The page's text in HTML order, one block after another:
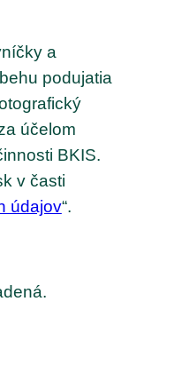
a
podujatia
účelom
BKIS.
v časti
údajov“.